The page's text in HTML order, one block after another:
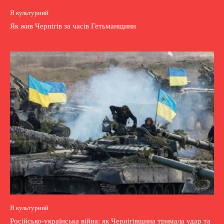
Я культурний
Як жив Чернігів за часів Гетьманщини
Я культурний
Російсько-українська війна: як Чернігівщина тримала удар та